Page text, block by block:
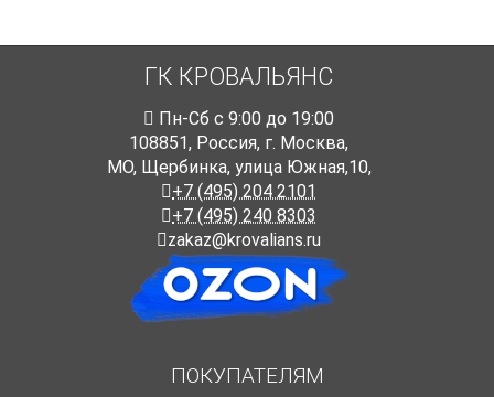
ГК КРОВАЛЬЯНС
Пн-Cб с 9:00 до 19:00
108851, Россия, г. Москва,
МО, Щербинка, улица Южная,10,
+7 (495) 204 2101
+7 (495) 240 8303
zakaz@krovalians.ru
ПОКУПАТЕЛЯМ